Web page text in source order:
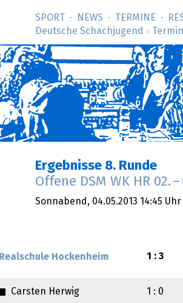
SPORT NEWS TERMINE
Deutsche Schachjugend
>
Ergebnisse 8. Runde
Offene DSM WK HR 02. –
Sonnabend, 04.05.2013 14:45 Uhr
Realschule Hockenheim 1 : 3
Carsten Herwig 1 : 0